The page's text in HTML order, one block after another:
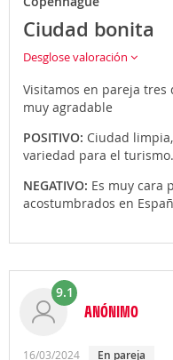
Ciudad bonita
Desglose valoración
Visitamos en pareja tres
muy agradable
POSITIVO: Ciudad
variedad para el turismo.
NEGATIVO: Es muy cara
acostumbrados en
9.1
ANÓNIMO
16/03/2024 En pareja